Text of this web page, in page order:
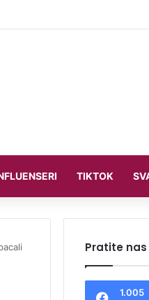
pozirajući u bikiniju
TIKTOK
Pratite nas
1.005